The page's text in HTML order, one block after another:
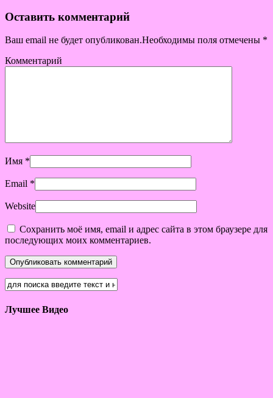
Оставить комментарий
Ваш email не будет опубликован.Необходимы поля отмечены *
Комментарий
Имя *
Email *
Website
Сохранить моё имя, email и адрес сайта в этом браузере для
последующих моих комментариев.
Лучшее Видео